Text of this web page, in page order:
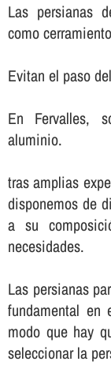
Las persianas
como
Evitan el paso
En Fervalles,
aluminio.
tras amplias
disponemos de
a su
necesidades.
Las persianas
fundamental
modo que hay
seleccionar la